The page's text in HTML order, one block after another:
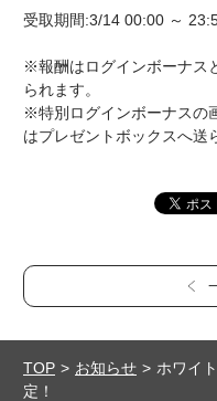
受取期間:3/14 00:00 ～
※報酬はログインボーナス
られます。
※特別ログインボーナスの
はプレゼントボックスへ送
TOP お知らせ
ホワイ
定！